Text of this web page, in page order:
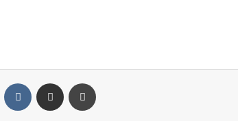
Reddit VKontakteE-Posta ile paylaş